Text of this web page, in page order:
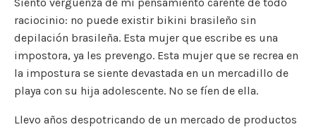
raciocinio: no puede existir bikini brasileño sin
depilación brasileña. Esta mujer que escribe es una
impostora, ya les prevengo. Esta mujer que se recrea en
la impostura se siente devastada en un mercadillo de
playa con su hija adolescente. No se fíen de ella.
Llevo años despotricando de un mercado de productos